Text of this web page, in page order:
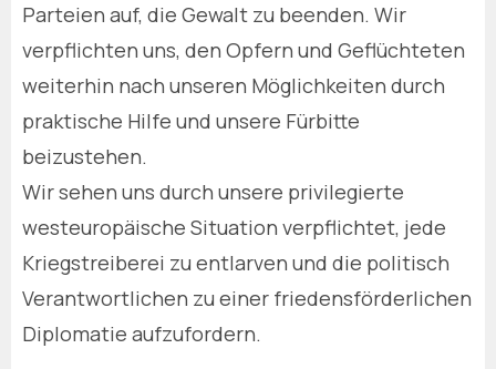
Parteien auf, die Gewalt zu beenden. Wir
verpflichten uns, den Opfern und Geflüchteten
weiterhin nach unseren Möglichkeiten durch
praktische Hilfe und unsere Fürbitte
beizustehen.
Wir sehen uns durch unsere privilegierte
westeuropäische Situation verpflichtet, jede
Kriegstreiberei zu entlarven und die politisch
Verantwortlichen zu einer friedensförderlichen
Diplomatie aufzufordern.